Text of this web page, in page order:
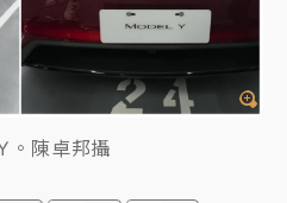
整始末曝！律師掮客大玩兩
關鍵
帶電子手鐶拄拐杖現身／周玉
。陳卓邦攝